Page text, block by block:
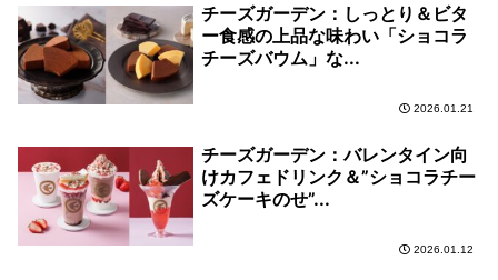
チーズガーデン：しっとり＆ビタ
ー食感の上品な味わい「ショコラ
チーズバウム」な...
2026.01.21
チーズガーデン：バレンタイン向
けカフェドリンク＆”ショコラチー
ズケーキのせ”...
2026.01.12